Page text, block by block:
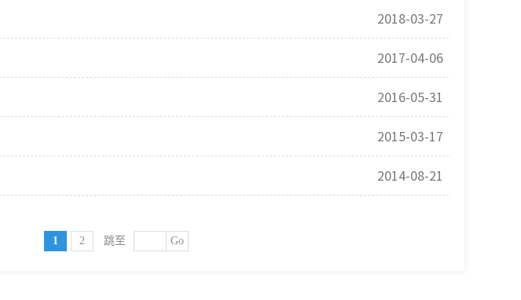
2018-03-27
2017-04-06
2016-05-31
2015-03-17
2014-08-21
1 2 Go
跳至